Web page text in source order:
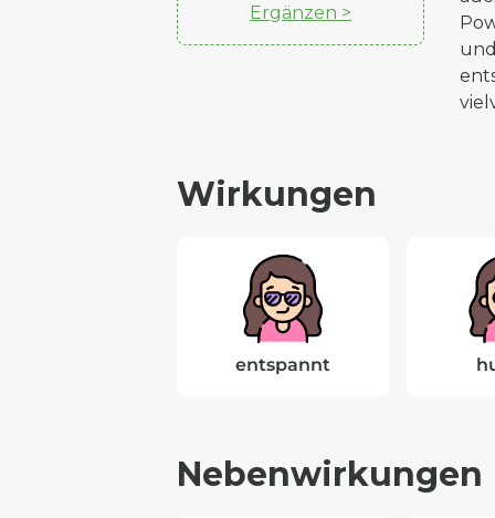
Ergänzen >
Wirkungen
entspannt
Nebenwirkungen